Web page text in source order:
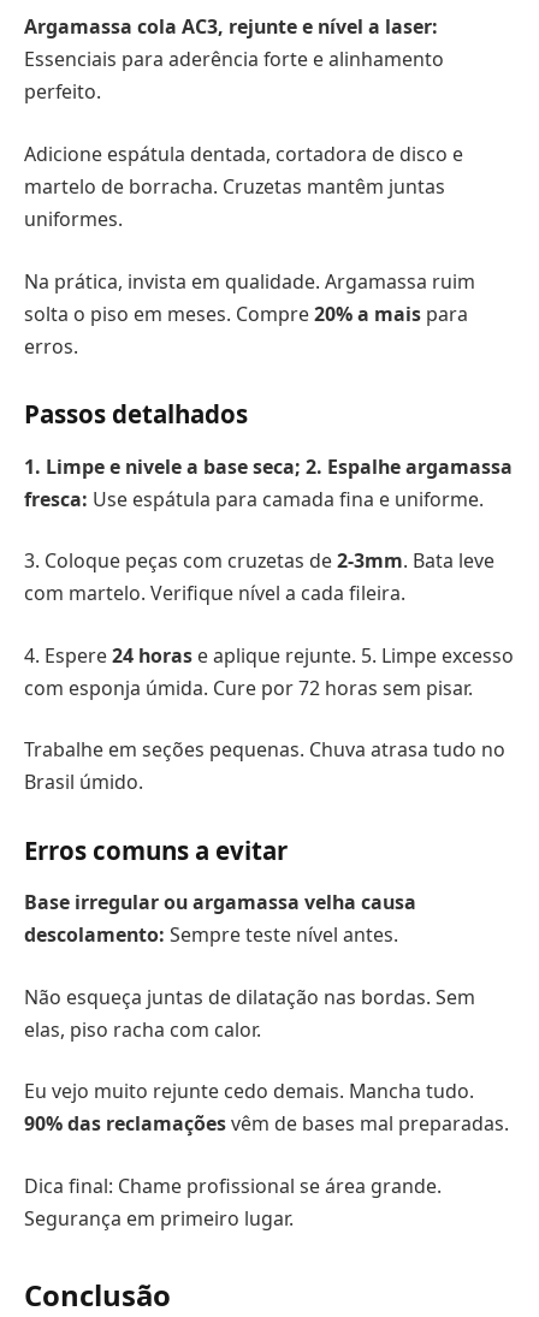
Argamassa cola AC3, rejunte e nível a laser:
Essenciais para aderência forte e alinhamento
perfeito.
Adicione espátula dentada, cortadora de disco e
martelo de borracha. Cruzetas mantêm juntas
uniformes.
Na prática, invista em qualidade. Argamassa ruim
solta o piso em meses. Compre20% a mais para
erros.
Passos detalhados
1. Limpe e nivele a base seca; 2. Espalhe argamassa
fresca: Use espátula para camada fina e uniforme.
3. Coloque peças com cruzetas de2-3mm. Bata leve
com martelo. Verifique nível a cada fileira.
4. Espere24 horas e aplique rejunte. 5. Limpe excesso
com esponja úmida. Cure por 72 horas sem pisar.
Trabalhe em seções pequenas. Chuva atrasa tudo no
Brasil úmido.
Erros comuns a evitar
Base irregular ou argamassa velha causa
descolamento: Sempre teste nível antes.
Não esqueça juntas de dilatação nas bordas. Sem
elas, piso racha com calor.
Eu vejo muito rejunte cedo demais. Mancha tudo.
90% das reclamaçõesvêm de bases mal preparadas.
Dica final: Chame profissional se área grande.
Segurança em primeiro lugar.
Conclusão